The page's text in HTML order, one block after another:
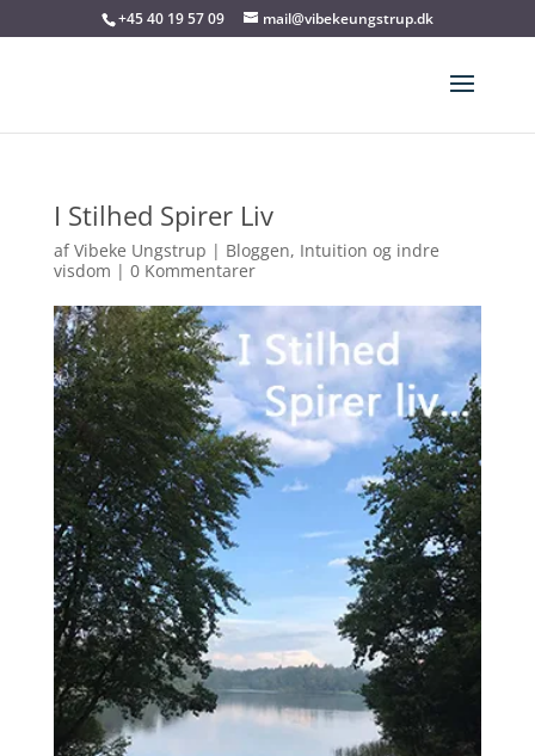
+45 40 19 57 09 mail@vibekeungstrup.dk
I Stilhed Spirer Liv
afVibeke Ungstrup | Bloggen, Intuition og indre
visdom | 0 Kommentarer